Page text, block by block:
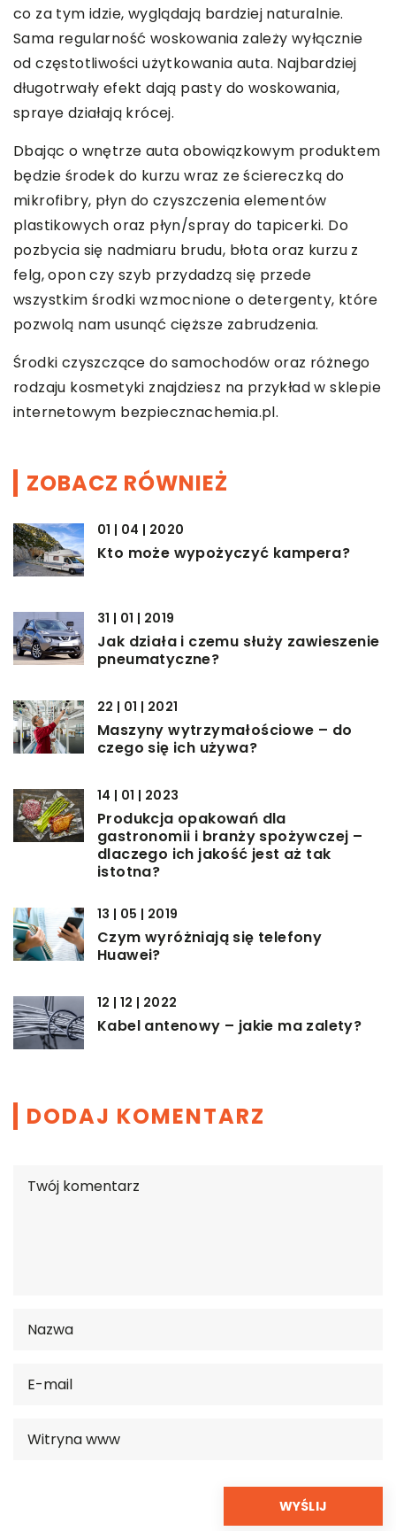
co za tym idzie, wyglądają bardziej naturalnie.
Sama regularność woskowania zależy wyłącznie
od częstotliwości użytkowania auta. Najbardziej
długotrwały efekt dają pasty do woskowania,
spraye działają krócej.
Dbając o wnętrze auta obowiązkowym produktem
będzie środek do kurzu wraz ze ściereczką do
mikrofibry, płyn do czyszczenia elementów
plastikowych oraz płyn/spray do tapicerki. Do
pozbycia się nadmiaru brudu, błota oraz kurzu z
felg, opon czy szyb przydadzą się przede
wszystkim środki wzmocnione o detergenty, które
pozwolą nam usunąć cięższe zabrudzenia.
Środki czyszczące do samochodów oraz różnego
rodzaju kosmetyki znajdziesz na przykład w sklepie
internetowym bezpiecznachemia.pl.
ZOBACZ RÓWNIEŻ
01 | 04 | 2020
Kto może wypożyczyć kampera?
31 | 01 | 2019
Jak działa i czemu służy zawieszenie
pneumatyczne?
22 | 01 | 2021
Maszyny wytrzymałościowe – do
czego się ich używa?
14 | 01 | 2023
Produkcja opakowań dla
gastronomii i branży spożywczej –
dlaczego ich jakość jest aż tak
istotna?
13 | 05 | 2019
Czym wyróżniają się telefony
Huawei?
12 | 12 | 2022
Kabel antenowy – jakie ma zalety?
DODAJ KOMENTARZ